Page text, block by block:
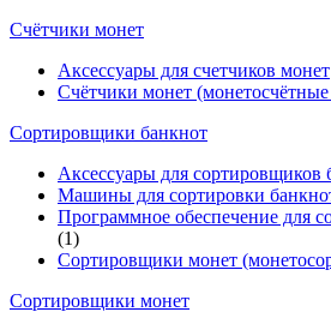
Счётчики монет
Аксессуары для счетчиков монет
Счётчики монет
Cортировщики банкнот
Аксессуары для сортировщиков
Машины для сортировки
Программное обеспечение для
(1)
Сортировщики монет
Сортировщики монет